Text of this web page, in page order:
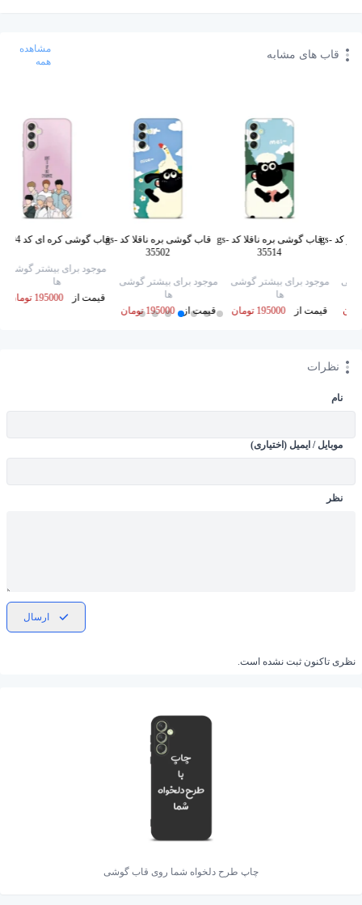
قاب های مشابه
مشاهده
همه
قاب گوشی زی زی گولو کد gs-
قاب گوشی بره ناقلا کد gs-
35514
موجود برای بیشتر گوشی
ها
قیمت از
195000 تومان
قاب گوشی بره ناقلا کد gs-
35502
موجود برای بیشتر گوشی
ها
قیمت از
195000 تومان
قاب گوشی کره ای کد gs-21594
موجود برای بیشتر گوشی
ها
قیمت از
195000 تومان
نظرات
نام
موبایل / ایمیل (اختیاری)
نظر
ارسال
نظری تاکنون ثبت نشده است.
چاپ طرح دلخواه شما روی قاب گوشی